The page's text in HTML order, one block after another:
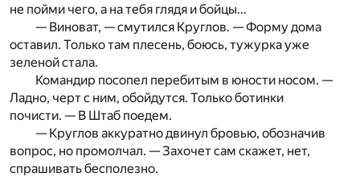
не пойми чего, а на тебя глядя и бойцы…
— Виноват, — смутился Круглов. — Форму дома
оставил. Только там плесень, боюсь, тужурка уже
зеленой стала.
Командир посопел перебитым в юности носом. —
Ладно, черт с ним, обойдутся. Только ботинки
почисти. — В Штаб поедем.
— Круглов аккуратно двинул бровью, обозначив
вопрос, но промолчал. — Захочет сам скажет, нет,
спрашивать бесполезно.